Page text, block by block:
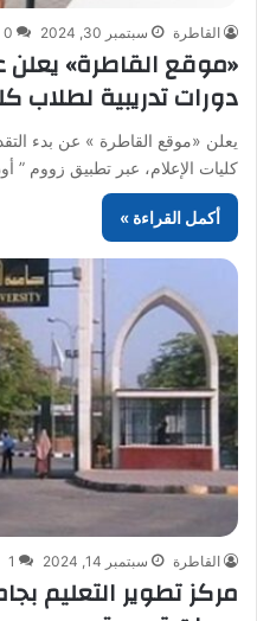
القاطرة سبتمبر 30, 2024 0
«موقع القاطرة»
دورات تدريبية لطلاب
يعلن «موقع القاطرة » عن بدء
كليات الإعلام، عبر تطبيق زووم ”
أكمل القراءة »
القاطرة سبتمبر 14, 2024 1
مركز تطوير التعليم